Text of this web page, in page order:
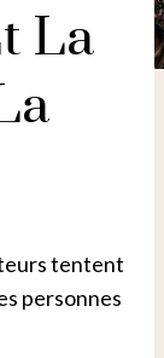
La
tentent
personnes